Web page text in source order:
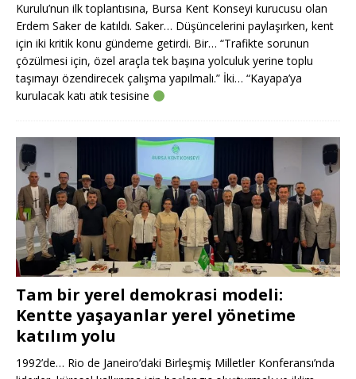
Kurulu’nun ilk toplantısına, Bursa Kent Konseyi kurucusu olan
Erdem Saker de katıldı. Saker… Düşüncelerini paylaşırken, kent
için iki kritik konu gündeme getirdi. Bir… “Trafikte sorunun
çözülmesi için, özel araçla tek başına yolculuk yerine toplu
taşımayı özendirecek çalışma yapılmalı.” İki… “Kayapa’ya
kurulacak katı atık tesisine
Tam bir yerel demokrasi modeli:
Kentte yaşayanlar yerel yönetime
katılım yolu
1992’de… Rio de Janeiro’daki Birleşmiş Milletler Konferansı’nda